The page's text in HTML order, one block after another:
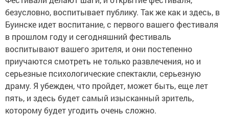
безусловно, воспитывает публику. Так же как и здесь, в
Буинске идет воспитание, с первого вашего фестиваля
в прошлом году и сегодняшний фестиваль
воспитывают вашего зрителя, и они постепенно
приучаются смотреть не только развлечения, но и
серьезные психологические спектакли, серьезную
драму. Я убежден, что пройдет, может быть, еще лет
пять, и здесь будет самый изысканный зритель,
которому будет угодить очень сложно.